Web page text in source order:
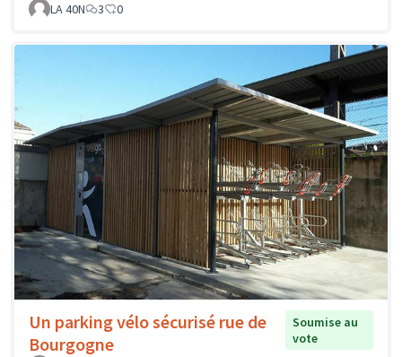
LA 40N 3 0
Un parking vélo sécurisé rue de
Bourgogne
Soumise au
vote